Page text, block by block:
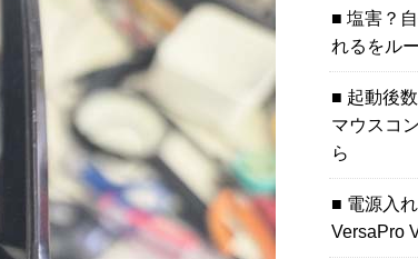
塩害？
れるをル
起動後
マウスコ
ら
電源入
VersaPro